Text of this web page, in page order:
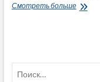
Смотреть большеВнести